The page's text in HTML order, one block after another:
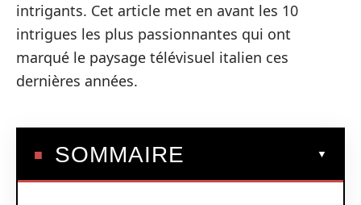
intrigants. Cet article met en avant les 10
intrigues les plus passionnantes qui ont
marqué le paysage télévisuel italien ces
dernières années.
SOMMAIRE